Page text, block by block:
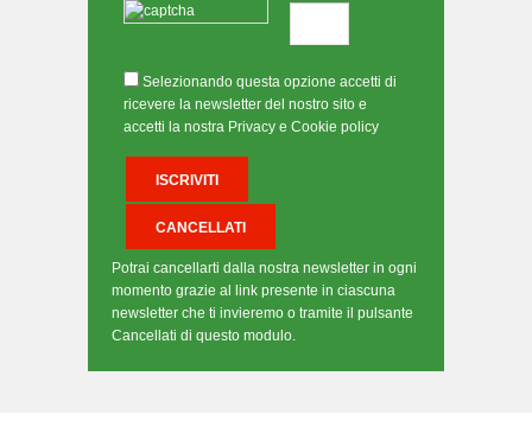
Selezionando questa opzione accetti di
ricevere la newsletter del nostro sito e
accetti la nostra Privacy e Cookie policy
Potrai cancellarti dalla nostra newsletter in ogni
momento grazie al link presente in ciascuna
newsletter che ti invieremo o tramite il pulsante
Cancellati di questo modulo.